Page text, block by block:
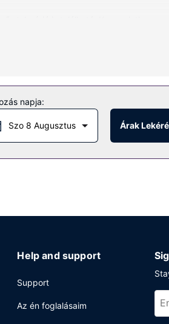
is elérhető. A(z) privát
Ha viszont kicsit aktívabb
lehetőség. Ez egy Viktória-korabeli
szolgáltatás.
hétvégi tízórai alatt a helyi étterem,
napja:
Szo 8 Augusztus Árak
Help and support
Support
Az én foglalásaim